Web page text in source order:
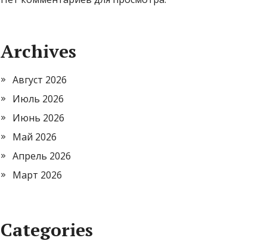
Archives
Август 2026
Июль 2026
Июнь 2026
Май 2026
Апрель 2026
Март 2026
Categories